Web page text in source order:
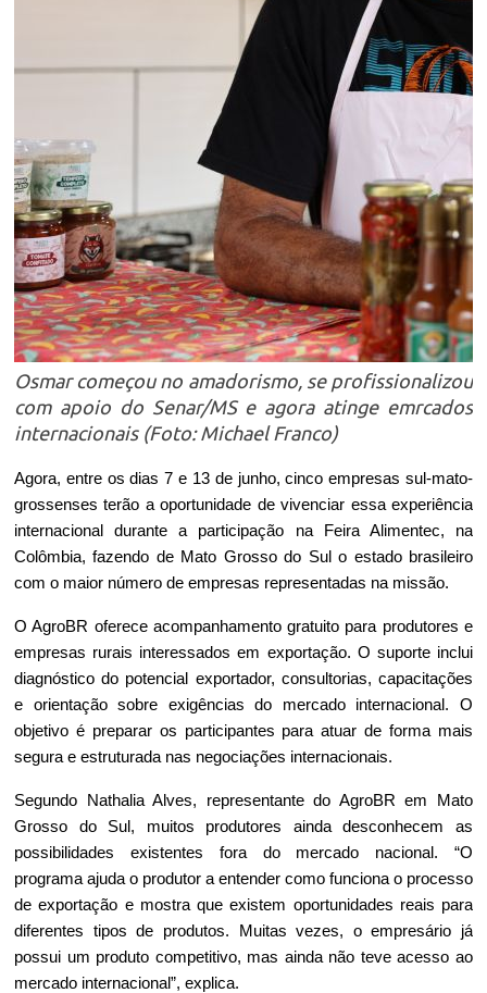
Osmar começou no amadorismo, se profissionalizou
com apoio do Senar/MS e agora atinge emrcados
internacionais (Foto: Michael Franco)
Agora, entre os dias 7 e 13 de junho, cinco empresas sul-mato-
grossenses terão a oportunidade de vivenciar essa experiência
internacional durante a participação na Feira Alimentec, na
Colômbia, fazendo de Mato Grosso do Sul o estado brasileiro
com o maior número de empresas representadas na missão.
O AgroBR oferece acompanhamento gratuito para produtores e
empresas rurais interessados em exportação. O suporte inclui
diagnóstico do potencial exportador, consultorias, capacitações
e orientação sobre exigências do mercado internacional. O
objetivo é preparar os participantes para atuar de forma mais
segura e estruturada nas negociações internacionais.
Segundo Nathalia Alves, representante do AgroBR em Mato
Grosso do Sul, muitos produtores ainda desconhecem as
possibilidades existentes fora do mercado nacional. “O
programa ajuda o produtor a entender como funciona o processo
de exportação e mostra que existem oportunidades reais para
diferentes tipos de produtos. Muitas vezes, o empresário já
possui um produto competitivo, mas ainda não teve acesso ao
mercado internacional”, explica.